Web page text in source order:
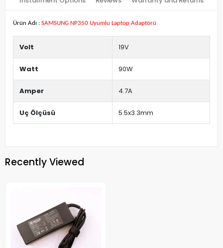
Ürün Adı : SAMSUNG NP350 Uyumlu Laptop Adaptörü
Volt 19V
Watt 90W
Amper 4.7A
Uç Ölçüsü 5.5x3.3mm
Recently Viewed